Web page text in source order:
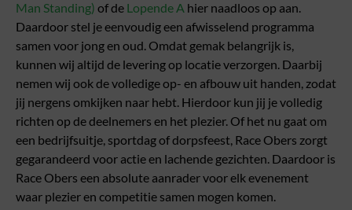
Man Standing) of de Lopende A hier naadloos op aan.
Daardoor stel je eenvoudig een afwisselend programma
samen voor jong en oud. Omdat gemak belangrijk is,
kunnen wij altijd de levering op locatie verzorgen. Daarbij
nemen wij ook de volledige op- en afbouw uit handen, zodat
jij nergens omkijken naar hebt. Hierdoor kun jij je volledig
richten op de deelnemers en het plezier. Of het nu gaat om
een bedrijfsuitje, sportdag of dorpsfeest, Race Obers zorgt
gegarandeerd voor actie en lachende gezichten. Daardoor is
Race Obers een absolute aanrader voor elk evenement
waar plezier en competitie samen mogen komen.